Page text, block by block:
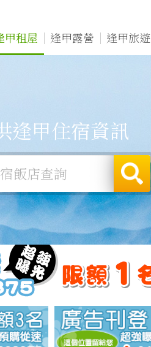
甲租屋 逢甲露營 逢甲旅遊
逢甲住宿資訊